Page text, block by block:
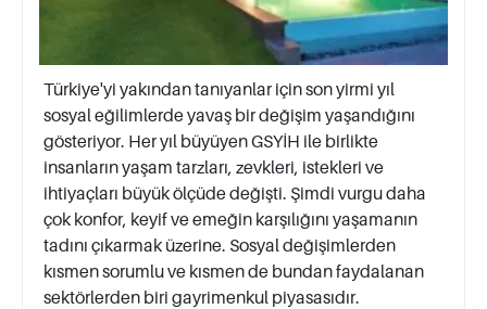
Türkiye'yi yakından tanıyanlar için son yirmi yıl
sosyal eğilimlerde yavaş bir değişim yaşandığını
gösteriyor. Her yıl büyüyen GSYİH ile birlikte
insanların yaşam tarzları, zevkleri, istekleri ve
ihtiyaçları büyük ölçüde değişti. Şimdi vurgu daha
çok konfor, keyif ve emeğin karşılığını yaşamanın
tadını çıkarmak üzerine. Sosyal değişimlerden
kısmen sorumlu ve kısmen de bundan faydalanan
sektörlerden biri gayrimenkul piyasasıdır.